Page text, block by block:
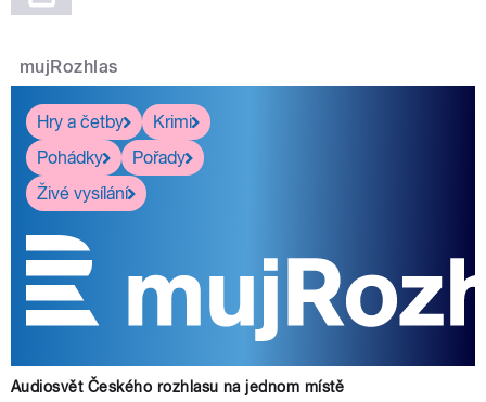
mujRozhlas
Hry a četby
Krimi
Pohádky
Pořady
Živé vysílání
Audiosvět Českého rozhlasu na jednom místě